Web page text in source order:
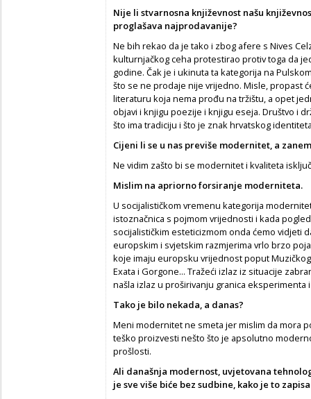
Nije li stvarnosna književnost našu
proglašava najprodavanije?
Ne bih rekao da je tako i zbog afere s Nives
kulturnjačkog ceha protestirao protiv toga da
godine. Čak je i ukinuta ta kategorija na
što se ne prodaje nije vrijedno. Misle, propast
literaturu koja nema prođu na tržištu, a opet
objavi i knjigu poezije i knjigu eseja. Društvo i
što ima tradiciju i što je znak hrvatskog
Cijeni li se u nas previše modernitet, a
Ne vidim zašto bi se modernitet i kvaliteta
Mislim na apriorno forsiranje moderniteta.
U socijalističkom vremenu kategorija
istoznačnica s pojmom vrijednosti i kada
socijalističkim esteticizmom onda ćemo vidjeti
europskim i svjetskim razmjerima vrlo brzo
koje imaju europsku vrijednost poput
Exata i Gorgone... Tražeći izlaz iz situacije
našla izlaz u proširivanju granica eksperimenta
Tako je bilo nekada, a danas?
Meni modernitet ne smeta jer mislim da mora
teško proizvesti nešto što je apsolutno
prošlosti.
Ali današnja modernost, uvjetovana
je sve više biće bez sudbine, kako je to